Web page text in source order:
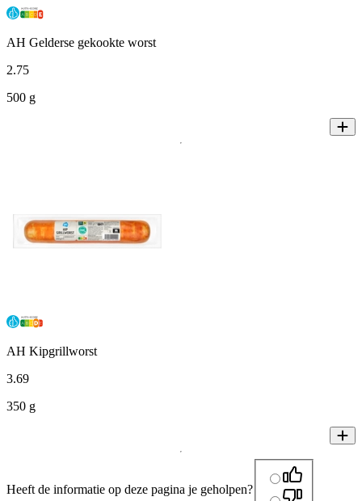
AH Gelderse gekookte worst
2.75
500 g
AH Kipgrillworst
3.69
350 g
Heeft de informatie op deze pagina je geholpen?